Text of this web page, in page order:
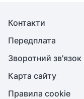
Контакти
Передплата
Зворотний зв'язок
Карта сайту
Правила cookie